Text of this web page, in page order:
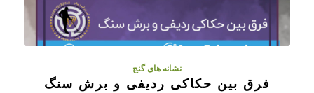
نشانه های گنج
فرق بین حکاکی ردیفی و برش سنگ